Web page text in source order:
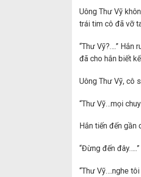
Uông Thư Vỹ
trái tim cô đã vỡ
“Thư Vỹ?….” Hắn
đã cho hắn biết
Uông Thư Vỹ, cô
“Thư Vỹ…mọi
Hắn tiến đến
“Đừng đến đây…..”
“Thư Vỹ….nghe tôi